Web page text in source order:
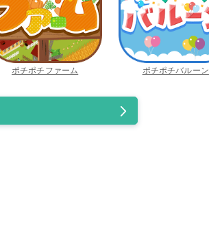
ポチポチファーム ポチポチバルーン